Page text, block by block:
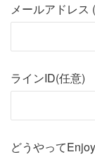
メールアドレス
ラインID(任意)
どうやって